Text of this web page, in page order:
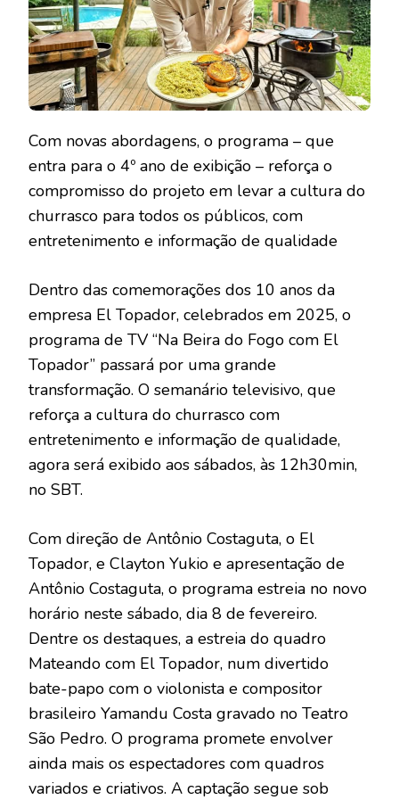
Com novas abordagens, o programa – que
entra para o 4º ano de exibição – reforça o
compromisso do projeto em levar a cultura do
churrasco para todos os públicos, com
entretenimento e informação de qualidade
Dentro das comemorações dos 10 anos da
empresa El Topador, celebrados em 2025, o
programa de TV “Na Beira do Fogo com El
Topador” passará por uma grande
transformação. O semanário televisivo, que
reforça a cultura do churrasco com
entretenimento e informação de qualidade,
agora será exibido aos sábados, às 12h30min,
no SBT.
Com direção de Antônio Costaguta, o El
Topador, e Clayton Yukio e apresentação de
Antônio Costaguta, o programa estreia no novo
horário neste sábado, dia 8 de fevereiro.
Dentre os destaques, a estreia do quadro
Mateando com El Topador, num divertido
bate-papo com o violonista e compositor
brasileiro Yamandu Costa gravado no Teatro
São Pedro. O programa promete envolver
ainda mais os espectadores com quadros
variados e criativos. A captação segue sob